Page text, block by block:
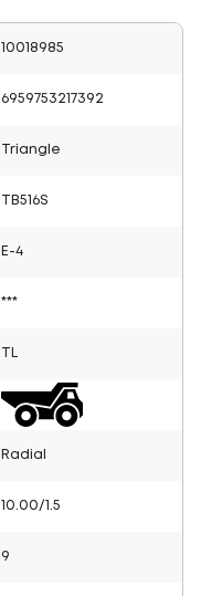
10018985
6959753217392
Triangle
TB516S
E-4
***
Radial
10.00/1.5
9